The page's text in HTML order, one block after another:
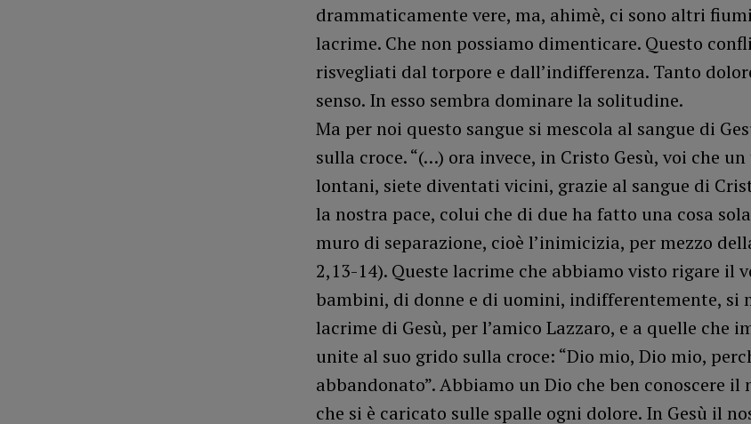
drammaticamente vere, ma, ahimè, ci sono altri
lacrime. Che non possiamo dimenticare. Questo
risvegliati dal torpore e dall’indifferenza. Tanto
senso. In esso sembra dominare la solitudine.
Ma per noi questo sangue si mescola al sangue di
sulla croce. “(…) ora invece, in Cristo Gesù, voi che
lontani, siete diventati vicini, grazie al sangue di
la nostra pace, colui che di due ha fatto una cosa
muro di separazione, cioè l’inimicizia, per mezzo
2,13-14). Queste lacrime che abbiamo visto rigare il
bambini, di donne e di uomini, indifferentemente, si
lacrime di Gesù, per l’amico Lazzaro, e a quelle che
unite al suo grido sulla croce: “Dio mio, Dio mio,
abbandonato”. Abbiamo un Dio che ben conoscere il
che si è caricato sulle spalle ogni dolore. In Gesù il